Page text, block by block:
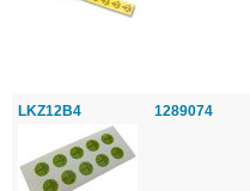
LKZ12B4 1289074